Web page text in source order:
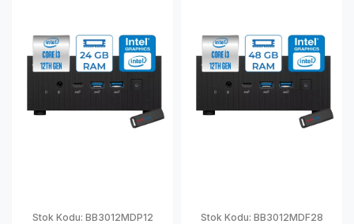
Stok Kodu: BB3012MDP12 Stok Kodu: BB3012MDF28